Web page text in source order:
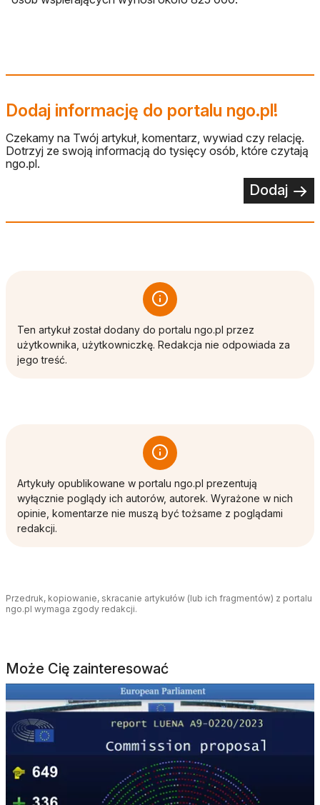
Dodaj informację do portalu ngo.pl!
Czekamy na Twój artykuł, komentarz, wywiad czy relację.
Dotrzyj ze swoją informacją do tysięcy osób, które czytają
ngo.pl.
Dodaj
Ten artykuł został dodany do portalu ngo.pl przez
użytkownika, użytkowniczkę. Redakcja nie odpowiada za
jego treść.
Artykuły opublikowane w portalu ngo.pl prezentują
wyłącznie poglądy ich autorów, autorek. Wyrażone w nich
opinie, komentarze nie muszą być tożsame z poglądami
redakcji.
Przedruk, kopiowanie, skracanie artykułów (lub ich fragmentów) z portalu
ngo.pl wymaga zgody redakcji.
Może Cię zainteresować